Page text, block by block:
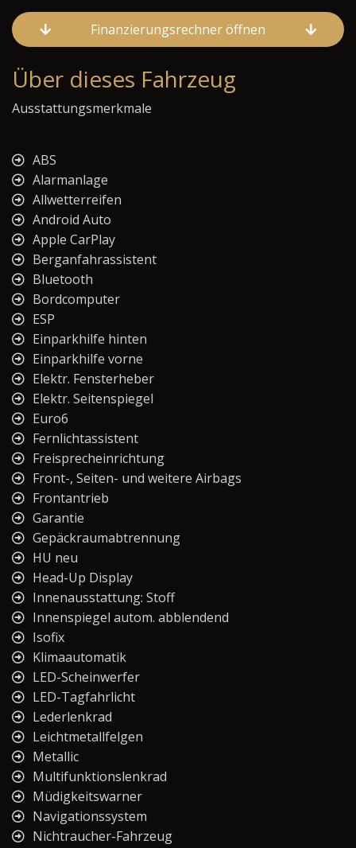
Finanzierungsrechner öffnen
Über dieses Fahrzeug
Ausstattungsmerkmale
ABS
Alarmanlage
Allwetterreifen
Android Auto
Apple CarPlay
Berganfahrassistent
Bluetooth
Bordcomputer
ESP
Einparkhilfe hinten
Einparkhilfe vorne
Elektr. Fensterheber
Elektr. Seitenspiegel
Euro6
Fernlichtassistent
Freisprecheinrichtung
Front-, Seiten- und weitere Airbags
Frontantrieb
Garantie
Gepäckraumabtrennung
HU neu
Head-Up Display
Innenausstattung: Stoff
Innenspiegel autom. abblendend
Isofix
Klimaautomatik
LED-Scheinwerfer
LED-Tagfahrlicht
Lederlenkrad
Leichtmetallfelgen
Metallic
Multifunktionslenkrad
Müdigkeitswarner
Navigationssystem
Nichtraucher-Fahrzeug